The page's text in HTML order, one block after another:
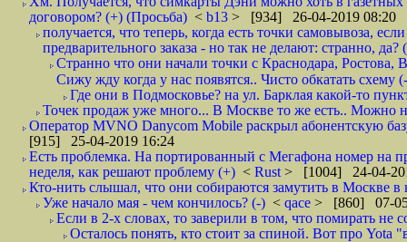
договором? (+) (Просьба) < b13 > [934] 26-04-2019 08:20
получается, что теперь, когда есть точки самовывоза,
предварительного заказа - но так не делают: странно, да?
Странно что они начали точки с Краснодара,
Сижу жду когда у нас появятся.. Чисто обкатать схему
Где они в Подмосковье? на ул. Барклая какой-то
Точек продаж уже много... В Москве то же есть.. Можно
Оператор MVNO Danycom Mobile раскрыл абонентскую
[915] 25-04-2019 16:24
Есть проблемка. На портированный с Мегафона номер на
неделя, как решают проблему (+) < Rust > [1004] 24-04-
Кто-нить слышал, что они собираются замутить в Москве в
Уже начало мая - чем кончилось? (-) < qace > [860] 07-
Если в 2-х словах, то заверили в том, что помирать не
Осталось понять, кто стоит за спиной. Вот про Yota